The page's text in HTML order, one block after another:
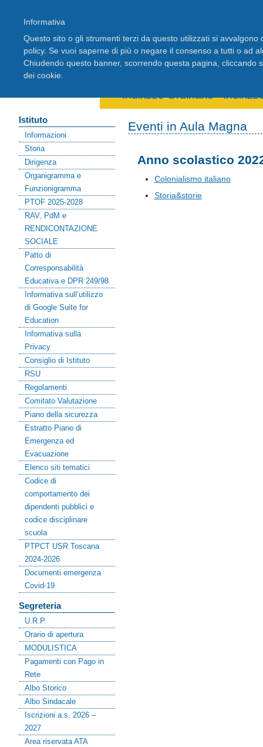
Home Registro Elettronico
Indirizzo Ordinario-
Istituto
Informazioni
Storia
Dirigenza
Organigramma e
Funzionigramma
PTOF 2025-2028
RAV, PdM e
RENDICONTAZIONE
SOCIALE
Patto di
Corresponsabilità
Educativa e DPR 249/98
Informativa sull’utilizzo
di Google Suite for
Education
Informativa sulla
Privacy
Consiglio di Istituto
RSU
Regolamenti
Comitato Valutazione
Piano della sicurezza
Estratto Piano di
Emergenza ed
Evacuazione
Elenco siti tematici
Codice di
comportamento dei
dipendenti pubblici e
codice disciplinare
scuola
PTPCT USR Toscana
2024-2026
Documenti emergenza
Covid-19
Segreteria
U.R.P.
Orario di apertura
MODULISTICA
Pagamenti con Pago in
Rete
Albo Storico
Albo Sindacale
Iscrizioni a.s. 2026 –
2027
Area riservata ATA
Eventi in Aula Magna
Anno scolastico
Colonialismo italiano
Storia&storie
Informativa
Questo sito o gli strumenti terzi da questo utilizzati si
policy. Se vuoi saperne di più o negare il consenso a tutti o ad
Chiudendo questo banner, scorrendo questa pagina, cliccando
dei cookie.